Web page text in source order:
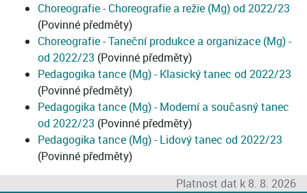
Choreografie - Choreografie a režie (Mg) od 2022/23
(Povinné předměty)
Choreografie - Taneční produkce a organizace (Mg) -
od 2022/23 (Povinné předměty)
Pedagogika tance (Mg) - Klasický tanec od 2022/23
(Povinné předměty)
Pedagogika tance (Mg) - Moderní a současný tanec
od 2022/23 (Povinné předměty)
Pedagogika tance (Mg) - Lidový tanec od 2022/23
(Povinné předměty)
Platnost dat k 8. 8. 2026